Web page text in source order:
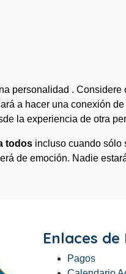
personalidad . Considere
a hacer una conexión
la experiencia de otra
todos incluso cuando sólo
de emoción. Nadie
Enlaces de
Pagos